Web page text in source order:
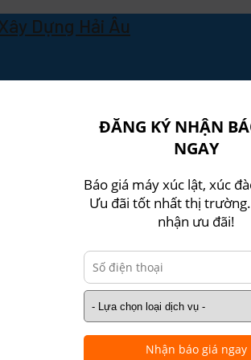
Dựng Hải Âu
Dựng Hải Âu
ĐĂNG KÝ NHẬN
NGAY
Báo giá máy xúc lật, xúc
Ưu đãi tốt nhất thị
nhận ưu đãi!
Nhận báo giá ngay